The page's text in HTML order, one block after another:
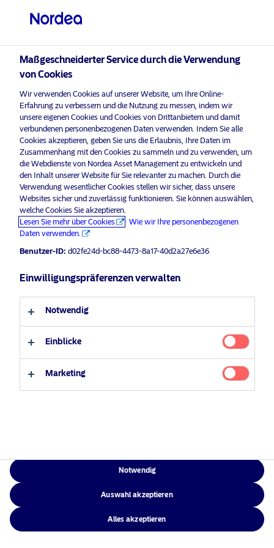
Bitte wählen Sie Ihr Anlegerprofil
aus
Land
Luxemburg
Sprache
Deutsch
Professioneller Anleger
Nordea Asset Management ist einer der größten Asset
Manager in den nordischen Ländern und verfügt über
eine globale Präsenz in Europa, Amerika und Asien.
Risikohinweise
Home
Über uns
Verantwortungsbewusste
Investments
News
Kontakt
Datenschutzerklärung
Zugänglichkeit
©2026 – Nordea Asset Management – alle Rechte vorbehalten
Maßgeschneiderter Service durch die Verwendung
von Cookies
Wir verwenden Cookies auf unserer Website, um Ihre Online-
Erfahrung zu verbessern und die Nutzung zu messen, indem wir
unsere eigenen Cookies und Cookies von Drittanbietern und damit
verbundenen personenbezogenen Daten verwenden. Indem Sie alle
Cookies akzeptieren, geben Sie uns die Erlaubnis, Ihre Daten im
Zusammenhang mit den Cookies zu sammeln und zu verwenden, um
die Webdienste von Nordea Asset Management zu entwickeln und
den Inhalt unserer Website für Sie relevanter zu machen. Durch die
Verwendung wesentlicher Cookies stellen wir sicher, dass unsere
Websites sicher und zuverlässig funktionieren. Sie können auswählen,
welche Cookies Sie akzeptieren.
Lesen Sie mehr über Cookies
Wie wir Ihre personenbezogenen
Daten verwenden.
Benutzer-ID: d02fe24d-bc88-4473-8a17-40d2a27e6e36
Einwilligungspräferenzen verwalten
Notwendig
Einblicke
Marketing
Notwendig
Auswahl akzeptieren
Alles akzeptieren